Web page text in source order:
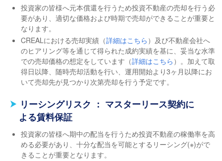
投資家の皆様へ元本償還を行うため投資不動産の売却を行う必
要があり、適切な価格および時期で売却ができることが重要と
なります。
CREALにおける売却実績（詳細はこちら ）及び不動産会社へ
のヒアリング等を通じて得られた成約実績を基に、妥当な水準
での売却価格の想定をしています（詳細はこちら ）。加えて取
得日以降、随時売却活動を行い、運用開始より3ヶ月以降にお
いて売却先が見つかり次第売却を行う予定です。
リーシングリスク ： マスターリース契約に
よる賃料保証
投資家の皆様へ期中の配当を行うため投資不動産の稼働率を高
める必要があり、十分な配当を可能とするリーシング(※)がで
きることが重要となります。